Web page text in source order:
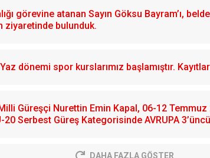
görevine atanan Sayın Göksu Bayram’ı,
ziyaretinde bulunduk.
dönemi spor kurslarımız başlamıştır.
Güreşçi Nurettin Emin Kapal, 06-12 Temmuz
20 Serbest Güreş Kategorisinde AVRUPA
DAHA FAZLA GÖSTER